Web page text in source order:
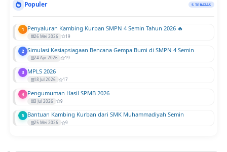
Populer 5 TERATAS
1 Penyaluran Kambing Kurban SMPN 4 Semin Tahun 2026 🔥
26 Mei 2026 19
2 Simulasi Kesiapsiagaan Bencana Gempa Bumi di SMPN 4 Semin
24 Apr 2026 19
3 MPLS 2026
18 Jul 2026 17
4 Pengumuman Hasil SPMB 2026
3 Jul 2026 9
5 Bantuan Kambing Kurban dari SMK Muhammadiyah Semin
25 Mei 2026 9